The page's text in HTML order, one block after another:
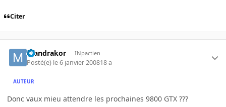
Citer
mandrakor INpactien
Posté(e) le 6 janvier 200818 a
AUTEUR
Donc vaux mieu attendre les prochaines 9800 GTX ???